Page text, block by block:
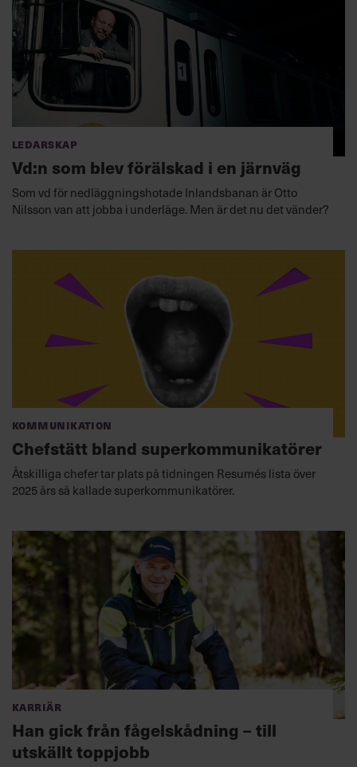
Ledarskap
Vd:n som blev förälskad i en järnväg
Som vd för nedläggningshotade Inlandsbanan är Otto
Nilsson van att jobba i underläge. Men är det nu det vänder?
Kommunikation
Chefstätt bland superkommunikatörer
Åtskilliga chefer tar plats på tidningen Resumés lista över
2025 års så kallade superkommunikatörer.
Karriär
Han gick från fågelskådning – till
utskällt toppjobb